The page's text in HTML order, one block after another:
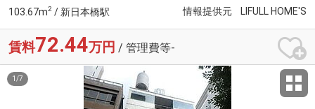
103.67m2 / 新日本橋駅 情報提供元 LIFULL HOME'S
賃料72.44万円 / 管理費等-
1 /7